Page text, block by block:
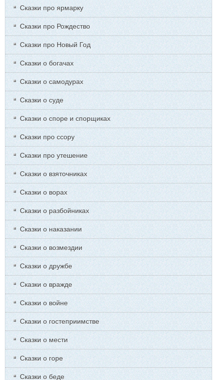
Сказки про ярмарку
Сказки про Рождество
Сказки про Новый Год
Сказки о богачах
Сказки о самодурах
Сказки о суде
Сказки о споре и спорщиках
Сказки про ссору
Сказки про утешение
Сказки о взяточниках
Сказки о ворах
Сказки о разбойниках
Сказки о наказании
Сказки о возмездии
Сказки о дружбе
Сказки о вражде
Сказки о войне
Сказки о гостеприимстве
Сказки о мести
Сказки о горе
Сказки о беде